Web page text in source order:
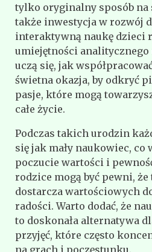
tylko oryginalny sposób na
także inwestycja w rozwój
interaktywną naukę dzieci
umiejętności analitycznego
uczą się, jak
świetna okazja, by odkryć
pasje, które mogą
całe życie.
Podczas takich urodzin
się jak mały naukowiec, co
poczucie wartości i
rodzice mogą być pewni,
dostarcza wartościowych
radości. Warto dodać, że
to doskonała alternatywa
przyjęć, które często
na grach i poczęstunku.